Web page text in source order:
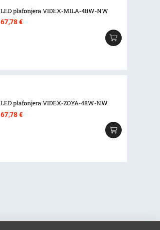
LED plafonjera VIDEX-MILA-48W-NW
67,78€
LED plafonjera VIDEX-ZOYA-48W-NW
67,78€